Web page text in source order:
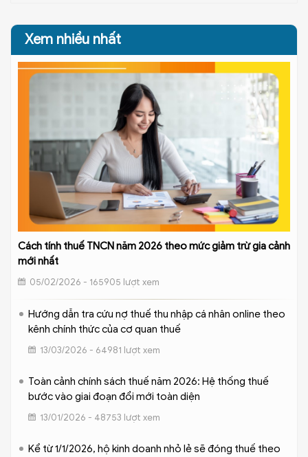
Xem nhiều nhất
Cách tính thuế TNCN năm 2026 theo mức giảm trừ gia cảnh
mới nhất
05/02/2026 - 165905 lượt xem
Hướng dẫn tra cứu nợ thuế thu nhập cá nhân online theo
kênh chính thức của cơ quan thuế
13/03/2026 - 64981 lượt xem
Toàn cảnh chính sách thuế năm 2026: Hệ thống thuế
bước vào giai đoạn đổi mới toàn diện
13/01/2026 - 48753 lượt xem
Kể từ 1/1/2026, hộ kinh doanh nhỏ lẻ sẽ đóng thuế theo